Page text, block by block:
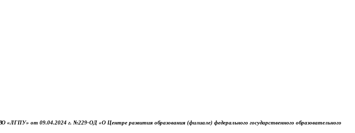
«ЛГПУ» от 09.04.2024 г. №229-ОД «О Центре развития образования (филиале) федерального государственного образовательного